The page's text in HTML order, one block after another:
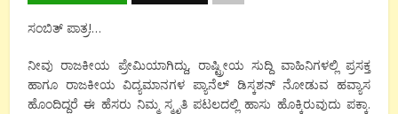
ಸಂಬಿತ್ ಪಾತ್ರ!…
ನೀವು ರಾಜಕೀಯ ಪ್ರೇಮಿಯಾಗಿದ್ದು, ರಾಷ್ಟ್ರೀಯ ಸುದ್ದಿ ವಾಹಿನಿಗಳಲ್ಲಿ ಪ್ರಸಕ್ತ
ಹಾಗೂ ರಾಜಕೀಯ ವಿದ್ಯಮಾನಗಳ ಪ್ಯಾನೆಲ್ ಡಿಸ್ಕಶನ್ ನೋಡುವ ಹವ್ಯಾಸ
ಹೊಂದಿದ್ದರೆ ಈ ಹೆಸರು ನಿಮ್ಮ ಸ್ಮೃತಿ ಪಟಲದಲ್ಲಿ ಹಾಸು ಹೊಕ್ಕಿರುವುದು ಪಕ್ಕಾ.